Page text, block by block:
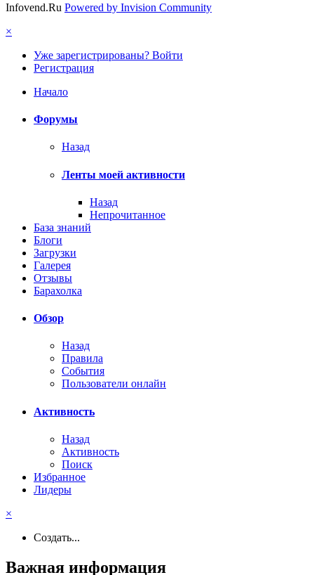
Infovend.Ru Powered by Invision Community
×
Уже зарегистрированы? Войти
Регистрация
Начало
Форумы
Назад
Ленты моей активности
Назад
Непрочитанное
База знаний
Блоги
Загрузки
Галерея
Отзывы
Барахолка
Обзор
Назад
Правила
События
Пользователи онлайн
Активность
Назад
Активность
Поиск
Избранное
Лидеры
×
Создать...
Важная информация